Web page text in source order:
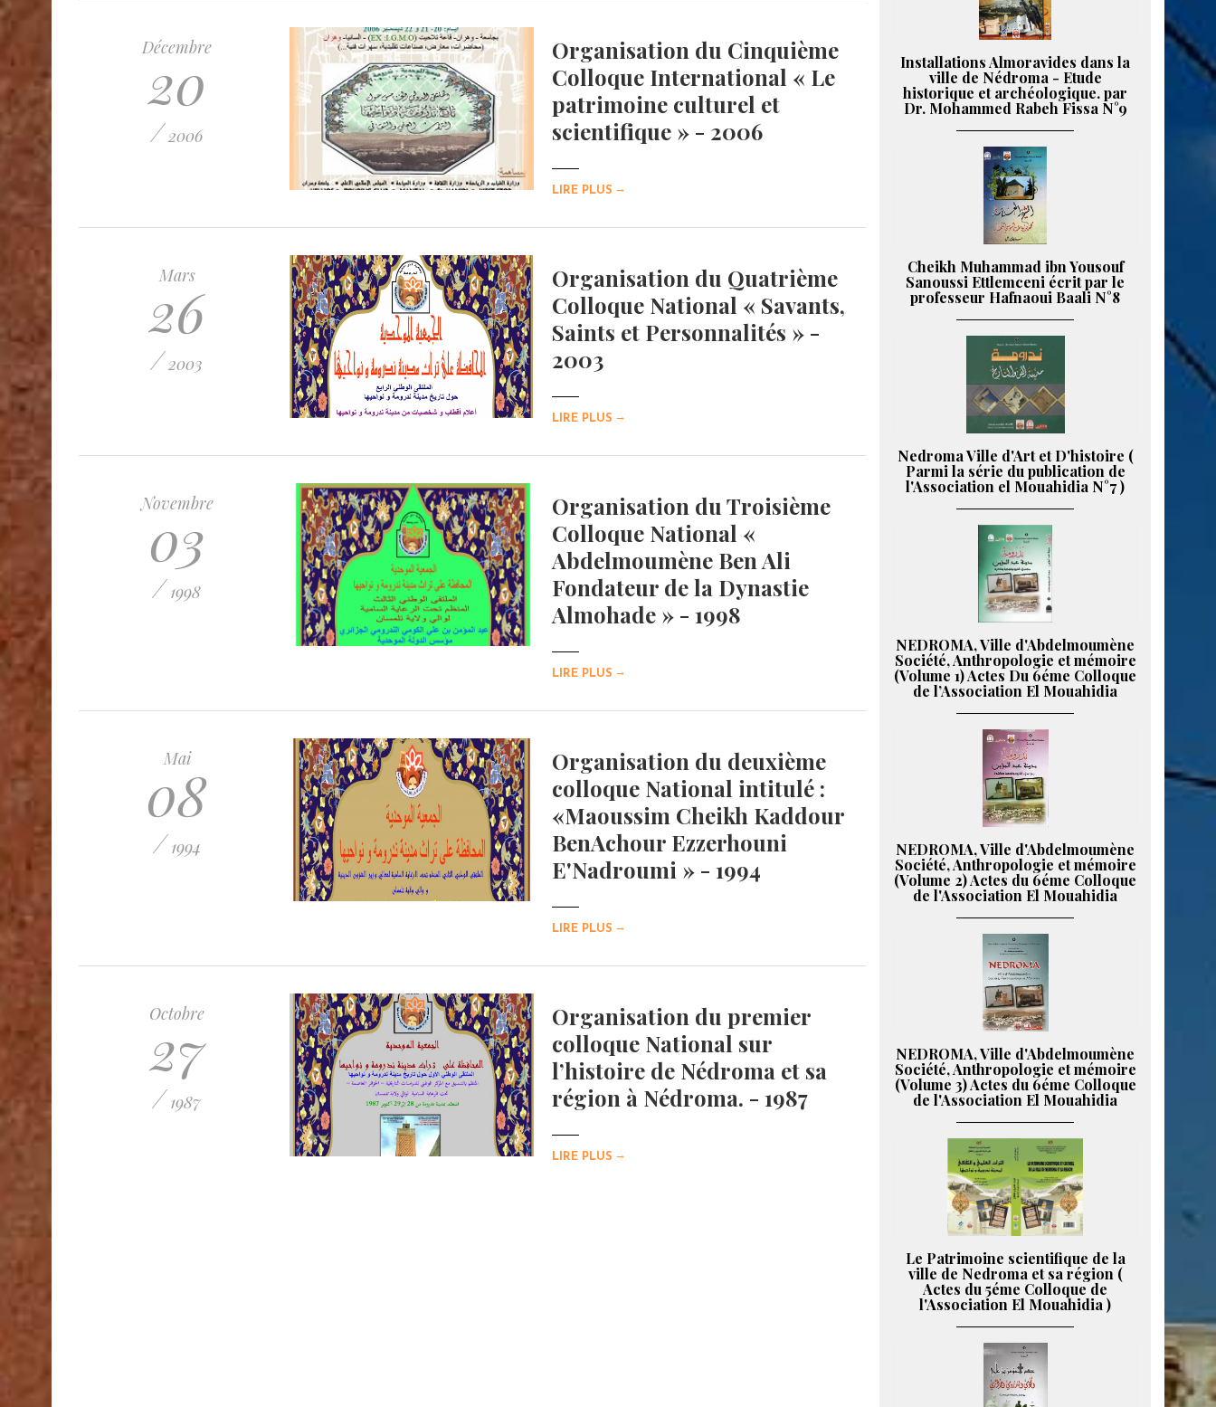
Décembre
20
/2006
Organisation du Cinquième
Colloque International « Le
patrimoine culturel et
scientifique » - 2006
LIRE PLUS →
Mars
26
/2003
Organisation du Quatrième
Colloque National « Savants,
Saints et Personnalités » -
2003
LIRE PLUS →
Novembre
03
/ 1998
Organisation du Troisième
Colloque National «
Abdelmoumène Ben Ali
Fondateur de la Dynastie
Almohade » - 1998
LIRE PLUS →
Mai
08
/ 1994
Organisation du deuxième
colloque National intitulé :
«Maoussim Cheikh Kaddour
BenAchour Ezzerhouni
E'Nadroumi » - 1994
LIRE PLUS →
Octobre
27
/ 1987
Organisation du premier
colloque National sur
l’histoire de Nédroma et sa
région à Nédroma. - 1987
LIRE PLUS →
Installations Almoravides dans la
ville de Nédroma - Etude
historique et archéologique. par
Dr. Mohammed Rabeh Fissa N°9
Cheikh Muhammad ibn Yousouf
Sanoussi Ettlemceni écrit par le
professeur Hafnaoui Baali N°8
Nedroma Ville d'Art et D'histoire (
Parmi la série du publication de
l'Association el Mouahidia N°7 )
NEDROMA, Ville d'Abdelmoumène
Société, Anthropologie et mémoire
(Volume 1) Actes Du 6éme Colloque
de l’Association El Mouahidia
NEDROMA, Ville d'Abdelmoumène
Société, Anthropologie et mémoire
(Volume 2) Actes du 6éme Colloque
de l'Association El Mouahidia
NEDROMA, Ville d'Abdelmoumène
Société, Anthropologie et mémoire
(Volume 3) Actes du 6éme Colloque
de l'Association El Mouahidia
Le Patrimoine scientifique de la
ville de Nedroma et sa région (
Actes du 5éme Colloque de
l'Association El Mouahidia )